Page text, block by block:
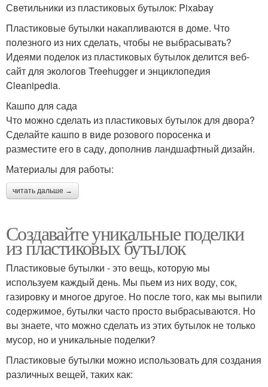
Светильники из пластиковых бутылок: Pixabay
Пластиковые бутылки накапливаются в доме. Что
полезного из них сделать, чтобы не выбрасывать?
Идеями поделок из пластиковых бутылок делится веб-
сайт для экологов Treehugger и энциклопедия
Cleanipedia.
Кашпо для сада
Что можно сделать из пластиковых бутылок для двора?
Сделайте кашпо в виде розового поросенка и
разместите его в саду, дополнив ландшафтный дизайн.
Материалы для работы:
читать дальше →
Создавайте уникальные поделки
из пластиковых бутылок
Пластиковые бутылки - это вещь, которую мы
используем каждый день. Мы пьем из них воду, сок,
газировку и многое другое. Но после того, как мы выпили
содержимое, бутылки часто просто выбрасываются. Но
вы знаете, что можно сделать из этих бутылок не только
мусор, но и уникальные поделки?
Пластиковые бутылки можно использовать для создания
различных вещей, таких как: